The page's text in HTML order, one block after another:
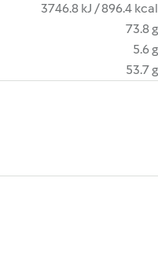
3746.8 kJ / 896.4 kcal
73.8 g
5.6 g
53.7 g